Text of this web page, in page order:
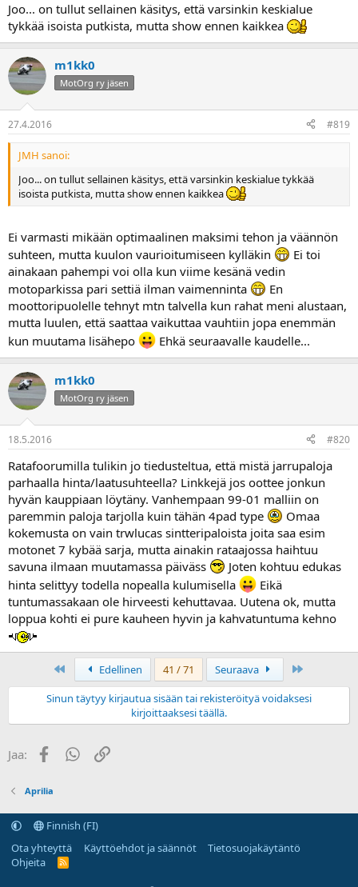
Joo... on tullut sellainen käsitys, että varsinkin keskialue
tykkää isoista putkista, mutta show ennen kaikkea
m1kk0
MotOrg ry jäsen
27.4.2016 #819
JMH sanoi:
Joo... on tullut sellainen käsitys, että varsinkin keskialue tykkää
isoista putkista, mutta show ennen kaikkea
Ei varmasti mikään optimaalinen maksimi tehon ja väännön
suhteen, mutta kuulon vaurioitumiseen kylläkin
Ei toi
ainakaan pahempi voi olla kun viime kesänä vedin
motoparkissa pari settiä ilman vaimenninta
En
moottoripuolelle tehnyt mtn talvella kun rahat meni alustaan,
mutta luulen, että saattaa vaikuttaa vauhtiin jopa enemmän
kun muutama lisähepo
Ehkä seuraavalle kaudelle...
m1kk0
MotOrg ry jäsen
18.5.2016 #820
Ratafoorumilla tulikin jo tiedusteltua, että mistä jarrupaloja
parhaalla hinta/laatusuhteella? Linkkejä jos oottee jonkun
hyvän kauppiaan löytäny. Vanhempaan 99-01 malliin on
paremmin paloja tarjolla kuin tähän 4pad type
Omaa
kokemusta on vain trwlucas sintteripaloista joita saa esim
motonet 7 kybää sarja, mutta ainakin rataajossa haihtuu
savuna ilmaan muutamassa päiväss
Joten kohtuu edukas
hinta selittyy todella nopealla kulumisella
Eikä
tuntumassakaan ole hirveesti kehuttavaa. Uutena ok, mutta
loppua kohti ei pure kauheen hyvin ja kahvatuntuma kehno
Edellinen 41 / 71 Seuraava
Sinun täytyy kirjautua sisään tai rekisteröityä voidaksesi
kirjoittaaksesi täällä.
Jaa: FacebookWhatsApp
Linkki
Aprilia
Finnish (FI)
Ota yhteyttä
Käyttöehdot ja säännöt
Tietosuojakäytäntö
Ohjeita
R